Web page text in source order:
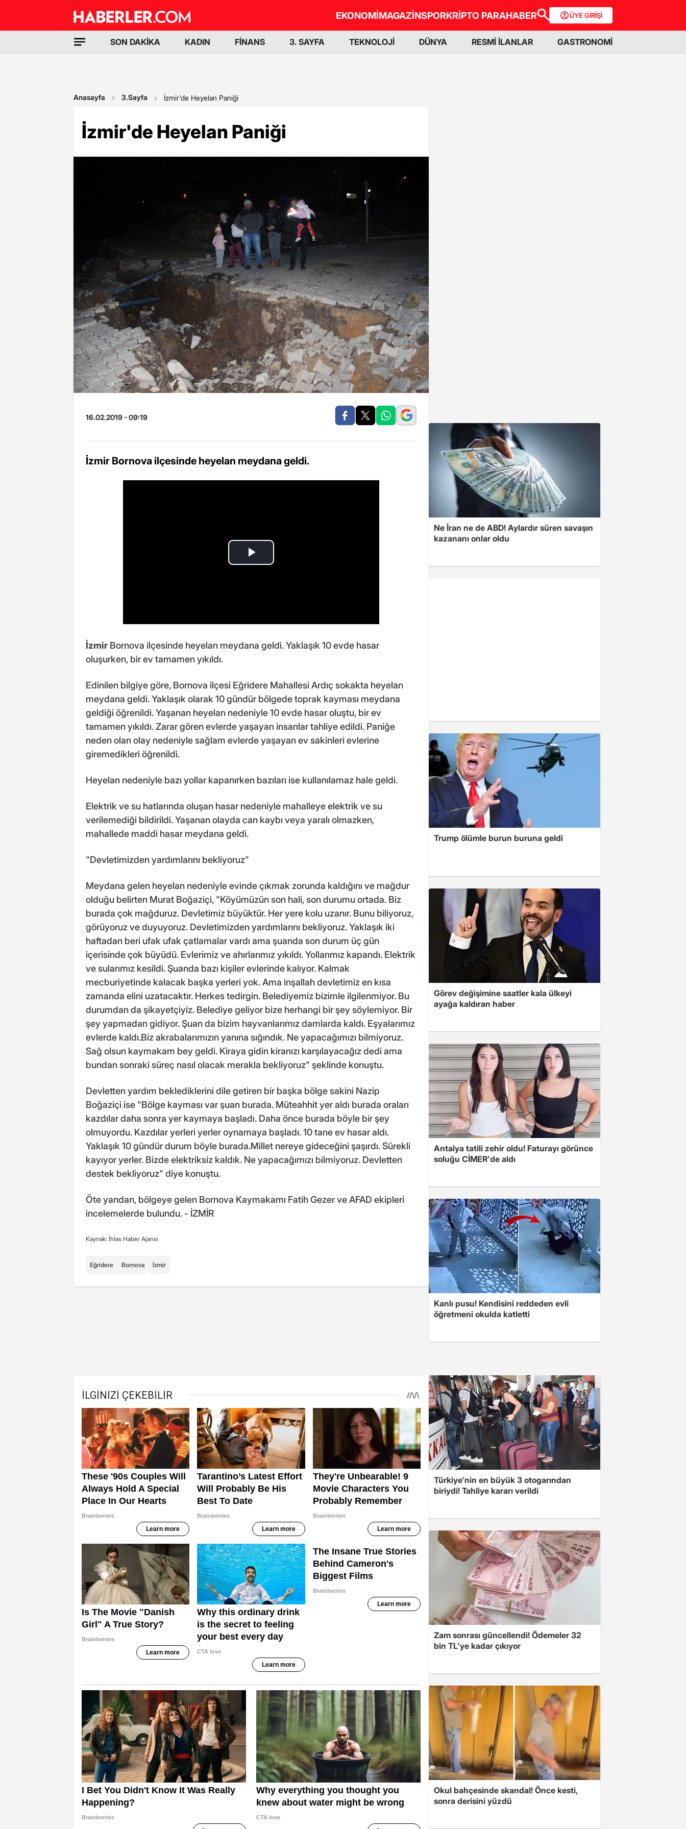
EKONOMİMAGAZİNSPORKRİPTO PARAHABER ÜYE GİRİŞİ
SON DAKİKA KADIN FİNANS 3. SAYFA TEKNOLOJİ DÜNYA RESMİ İLANLAR GASTRONOMİ
Anasayfa 3.Sayfa İzmir'de Heyelan Paniği
İzmir'de Heyelan Paniği
16.02.2019 - 09:19
İzmir Bornova ilçesinde heyelan meydana geldi.
İzmir Bornova ilçesinde heyelan meydana geldi. Yaklaşık 10 evde hasar
oluşurken, bir ev tamamen yıkıldı.
Edinilen bilgiye göre, Bornova ilçesi Eğridere Mahallesi Ardıç sokakta heyelan
meydana geldi. Yaklaşık olarak 10 gündür bölgede toprak kayması meydana
geldiği öğrenildi. Yaşanan heyelan nedeniyle 10 evde hasar oluştu, bir ev
tamamen yıkıldı. Zarar gören evlerde yaşayan insanlar tahliye edildi. Paniğe
neden olan olay nedeniyle sağlam evlerde yaşayan ev sakinleri evlerine
giremedikleri öğrenildi.
Heyelan nedeniyle bazı yollar kapanırken bazıları ise kullanılamaz hale geldi.
Elektrik ve su hatlarında oluşan hasar nedeniyle mahalleye elektrik ve su
verilemediği bildirildi. Yaşanan olayda can kaybı veya yaralı olmazken,
mahallede maddi hasar meydana geldi.
"Devletimizden yardımlarını bekliyoruz"
Meydana gelen heyelan nedeniyle evinde çıkmak zorunda kaldığını ve mağdur
olduğu belirten Murat Boğaziçi, "Köyümüzün son hali, son durumu ortada. Biz
burada çok mağduruz. Devletimiz büyüktür. Her yere kolu uzanır. Bunu biliyoruz,
görüyoruz ve duyuyoruz. Devletimizden yardımlarını bekliyoruz. Yaklaşık iki
haftadan beri ufak ufak çatlamalar vardı ama şuanda son durum üç gün
içerisinde çok büyüdü. Evlerimiz ve ahırlarımız yıkıldı. Yollarımız kapandı. Elektrik
ve sularımız kesildi. Şuanda bazı kişiler evlerinde kalıyor. Kalmak
mecburiyetinde kalacak başka yerleri yok. Ama inşallah devletimiz en kısa
zamanda elini uzatacaktır. Herkes tedirgin. Belediyemiz bizimle ilgilenmiyor. Bu
durumdan da şikayetçiyiz. Belediye geliyor bize herhangi bir şey söylemiyor. Bir
şey yapmadan gidiyor. Şuan da bizim hayvanlarımız damlarda kaldı. Eşyalarımız
evlerde kaldı.Biz akrabalarımızın yanına sığındık. Ne yapacağımızı bilmiyoruz.
Sağ olsun kaymakam bey geldi. Kiraya gidin kiranızı karşılayacağız dedi ama
bundan sonraki süreç nasıl olacak merakla bekliyoruz" şeklinde konuştu.
Devletten yardım beklediklerini dile getiren bir başka bölge sakini Nazip
Boğaziçi ise "Bölge kayması var şuan burada. Müteahhit yer aldı burada oraları
kazdılar daha sonra yer kaymaya başladı. Daha önce burada böyle bir şey
olmuyordu. Kazdılar yerleri yerler oynamaya başladı. 10 tane ev hasar aldı.
Yaklaşık 10 gündür durum böyle burada.Millet nereye gideceğini şaşırdı. Sürekli
kayıyor yerler. Bizde elektriksiz kaldık. Ne yapacağımızı bilmiyoruz. Devletten
destek bekliyoruz" diye konuştu.
Öte yandan, bölgeye gelen Bornova Kaymakamı Fatih Gezer ve AFAD ekipleri
incelemelerde bulundu. - İZMİR
Kaynak: İhlas Haber Ajansı
Eğridere Bornova İzmir
Ne İran ne de ABD! Aylardır süren savaşın
kazananı onlar oldu
Trump ölümle burun buruna geldi
Görev değişimine saatler kala ülkeyi
ayağa kaldıran haber
Antalya tatili zehir oldu! Faturayı görünce
soluğu CİMER'de aldı
Kanlı pusu! Kendisini reddeden evli
öğretmeni okulda katletti
Türkiye'nin en büyük 3 otogarından
biriydi! Tahliye kararı verildi
Zam sonrası güncellendi! Ödemeler 32
bin TL'ye kadar çıkıyor
Okul bahçesinde skandal! Önce kesti,
sonra derisini yüzdü